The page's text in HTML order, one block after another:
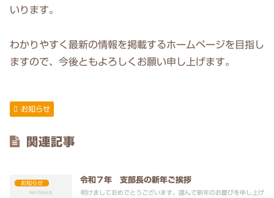
いります。
わかりやすく最新の情報を掲載するホームページを目指し
ますので、今後ともよろしくお願い申し上げます。
お知らせ
関連記事
お知らせ 令和７年 支部長の新年ご挨拶
明けましておめでとうございます。謹んで新年のお慶びを申し上げ